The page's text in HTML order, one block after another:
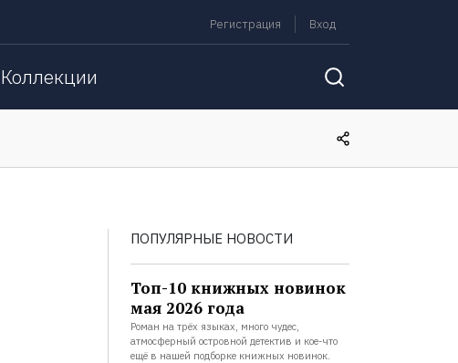
Регистрация Вход
Коллекции
ПОПУЛЯРНЫЕ НОВОСТИ
Топ-10 книжных новинок
мая 2026 года
Роман на трёх языках, много чудес,
атмосферный островной детектив и кое-что
ещё в нашей подборке книжных новинок.